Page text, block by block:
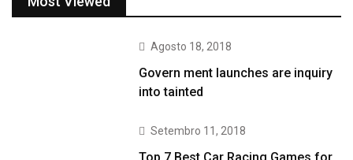
Agosto 18, 2018
Govern ment launches are inquiry
into tainted
Setembro 11, 2018